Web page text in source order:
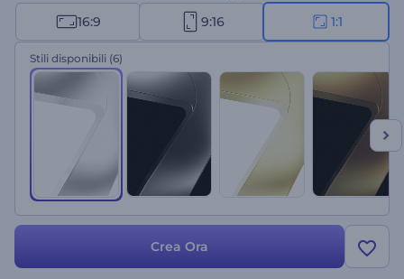
sottofondo. Ideale per lanci di prodotti, presentazioni di servizi,
video promozionali, intro o outro di canali e molto altro. Crea ora e
conquista il tuo pubblico come mai prima d'ora!
16:9 9:16 1:1
Stili disponibili (6)
Crea Ora